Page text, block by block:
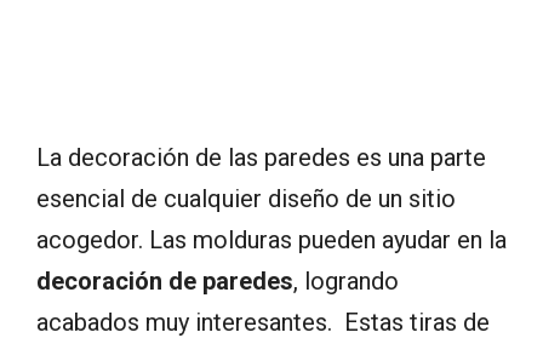
La decoración de las paredes es una parte
esencial de cualquier diseño de un sitio
acogedor. Las molduras pueden ayudar en la
decoración de paredes, logrando
acabados muy interesantes. Estas tiras de